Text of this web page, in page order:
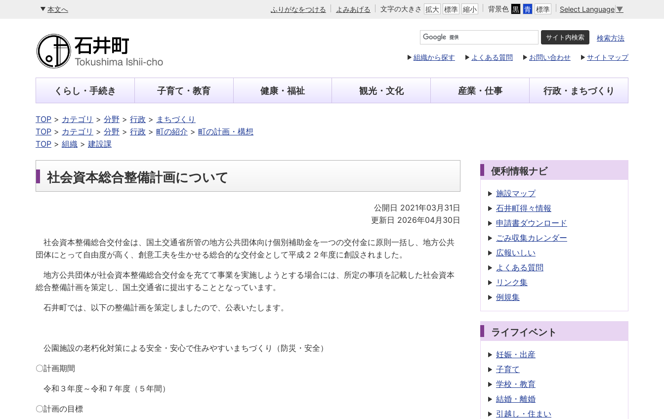
本文へ ふりがなをつける よみあげる 文字の大きさ 拡大 標準 縮小 背景色 黒 青 標準 Select Language ▼
検索方法
組織から探す よくある質問 お問い合わせ サイトマップ
くらし・手続き 子育て・教育 健康・福祉 観光・文化 産業・仕事 行政・まちづくり
TOP カテゴリ 分野 行政
まちづくり
TOP
カテゴリ 分野 行政 町の紹介
町の計画・構想
TOP
組織 建設課
社会資本総合整備計画について
公開日 2021年03月31日
更新日 2026年04月30日
社会資本整備総合交付金は、国土交通省所管の地方公共団体向け個別補助金を一つの交付金に原則一括し、地方公共
団体にとって自由度が高く、創意工夫を生かせる総合的な交付金として平成２２年度に創設されました。
地方公共団体が社会資本整備総合交付金を充てて事業を実施しようとする場合には、所定の事項を記載した社会資本
総合整備計画を策定し、国土交通省に提出することとなっています。
石井町では、以下の整備計画を策定しましたので、公表いたします。
公園施設の老朽化対策による安全・安心で住みやすいまちづくり（防災・安全）
〇計画期間
令和３年度～令和７年度（５年間）
〇計画の目標
便利情報ナビ
施設マップ
石井町得々情報
申請書ダウンロード
ごみ収集カレンダー
広報いしい
よくある質問
リンク集
例規集
ライフイベント
妊娠・出産
子育て
学校・教育
結婚・離婚
引越し・住まい